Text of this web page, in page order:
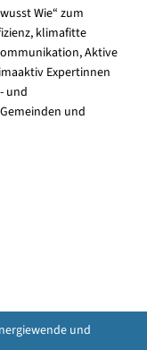
Wie“ zum
klimafitte
Aktive
Expertinnen
und
und
und